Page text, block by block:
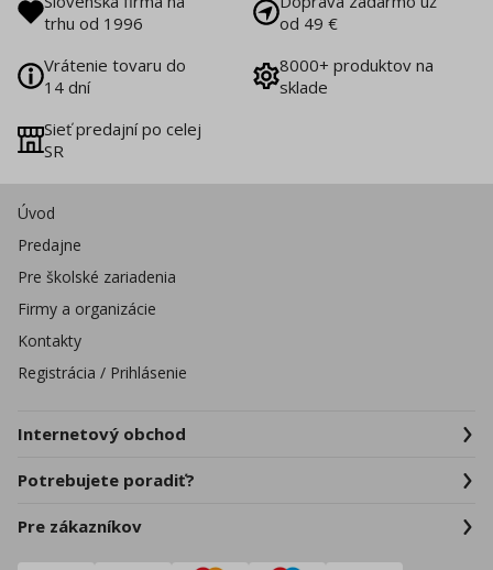
trhu od 1996
od 49 €
Vrátenie tovaru do
14 dní
8000+ produktov na
sklade
Sieť predajní po celej
SR
Úvod
Predajne
Pre školské zariadenia
Firmy a organizácie
Kontakty
Registrácia / Prihlásenie
Internetový obchod
Potrebujete poradiť?
Pre zákazníkov